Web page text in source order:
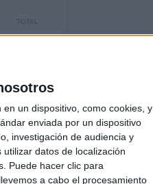
un dispositivo, como cookies, y
enviada por un dispositivo
investigación de audiencia y
datos de localización
Puede hacer clic para
a cabo el procesamiento
TOTAL
5
TOTAL
6